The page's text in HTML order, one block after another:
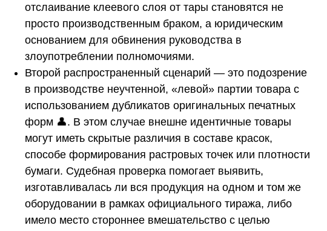
отслаивание клеевого слоя от тары становятся не
просто производственным браком, а юридическим
основанием для обвинения руководства в
злоупотреблении полномочиями.
Второй распространенный сценарий — это подозрение
в производстве неучтенной, «левой» партии товара с
использованием дубликатов оригинальных печатных
форм 👤. В этом случае внешне идентичные товары
могут иметь скрытые различия в составе красок,
способе формирования растровых точек или плотности
бумаги. Судебная проверка помогает выявить,
изготавливалась ли вся продукция на одном и том же
оборудовании в рамках официального тиража, либо
имело место стороннее вмешательство с целью